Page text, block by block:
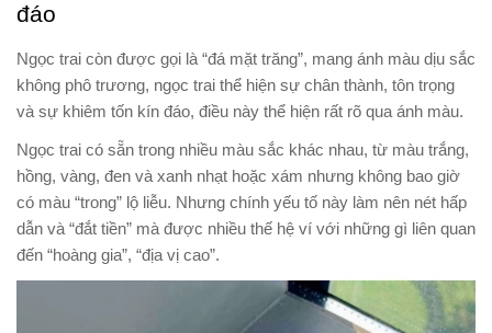
đáo
Ngọc trai còn được gọi là “đá mặt trăng”, mang ánh màu dịu sắc
không phô trương, ngọc trai thể hiện sự chân thành, tôn trọng
và sự khiêm tốn kín đáo, điều này thể hiện rất rõ qua ánh màu.
Ngọc trai có sẵn trong nhiều màu sắc khác nhau, từ màu trắng,
hồng, vàng, đen và xanh nhạt hoặc xám nhưng không bao giờ
có màu “trong” lộ liễu. Nhưng chính yếu tố này làm nên nét hấp
dẫn và “đắt tiền” mà được nhiều thế hệ ví với những gì liên quan
đến “hoàng gia”, “địa vị cao”.